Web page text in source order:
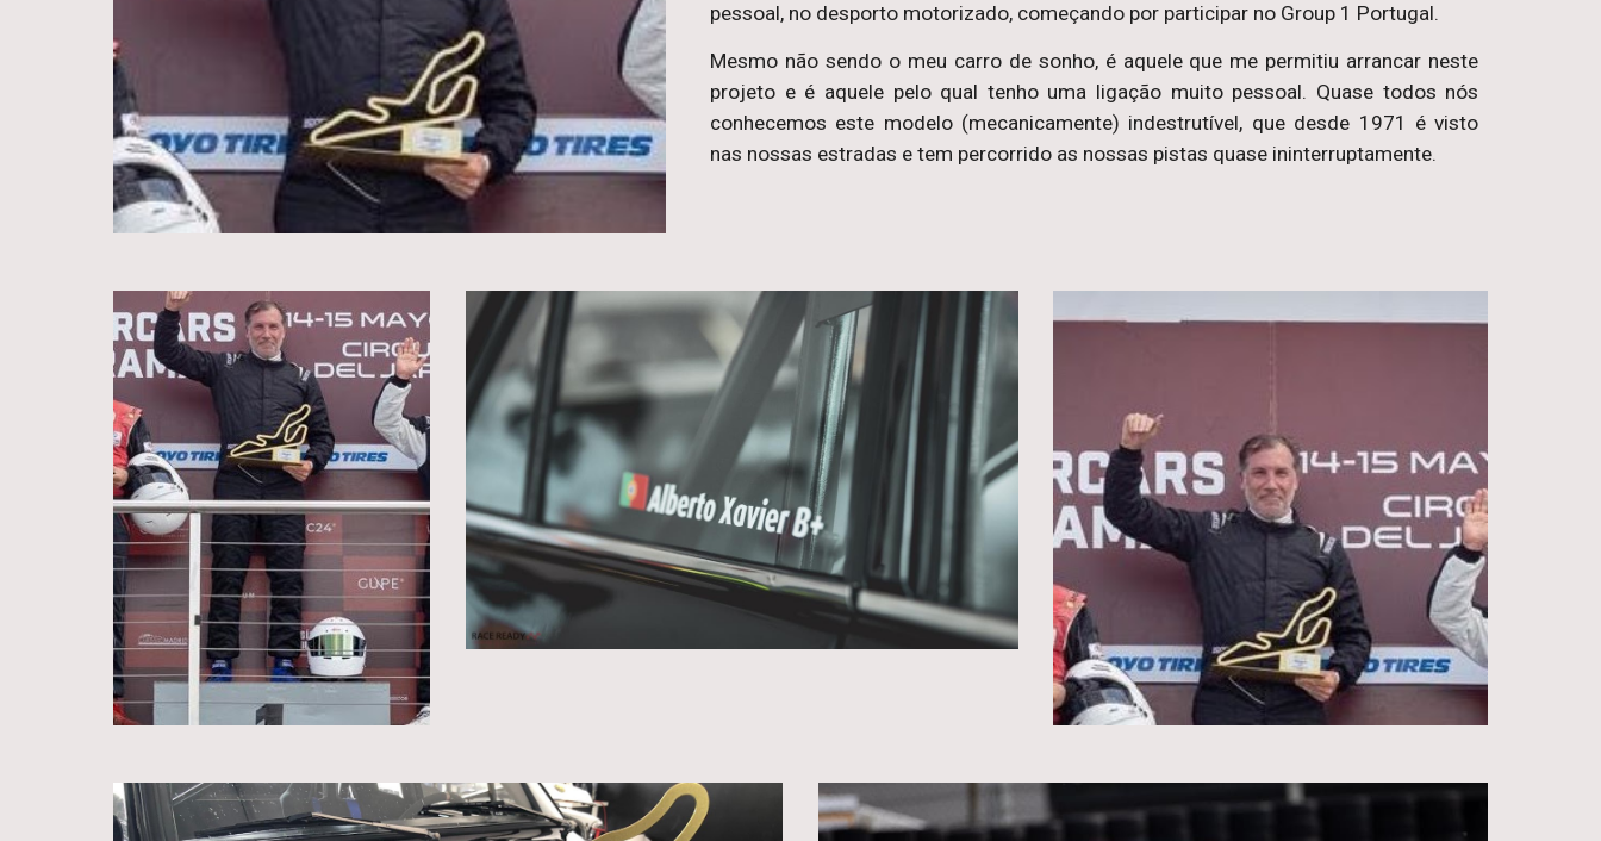
pessoal, no desporto motorizado, começando por participar no Group 1 Portugal.
Mesmo não sendo o meu carro de sonho, é aquele que me permitiu arrancar neste
projeto e é aquele pelo qual tenho uma ligação muito pessoal. Quase todos nós
conhecemos este modelo (mecanicamente) indestrutível, que desde 1971 é visto
nas nossas estradas e tem percorrido as nossas pistas quase ininterruptamente.